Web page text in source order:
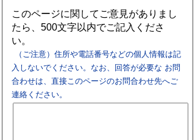
このページに関してご意見がありまし
たら、500文字以内でご記入くださ
い。
（ご注意）住所や電話番号などの個人情報は記
入しないでください。なお、回答が必要な お問
合わせは、直接このページのお問合わせ先へご
連絡ください。